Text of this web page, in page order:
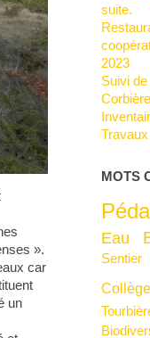
».
car
un
suite.
Restauration de murets et nouveau parcours à la
2023
Suivi de la centrale photovoltaïque de Ferrals-les-
MOTS
Eau
Sentier
Collège